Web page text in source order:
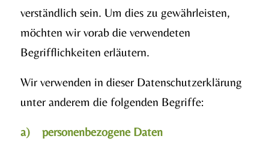
verständlich sein. Um dies zu gewährleisten,
möchten wir vorab die verwendeten
Begrifflichkeiten erläutern.
Wir verwenden in dieser Datenschutzerklärung
unter anderem die folgenden Begriffe:
a) personenbezogene Daten